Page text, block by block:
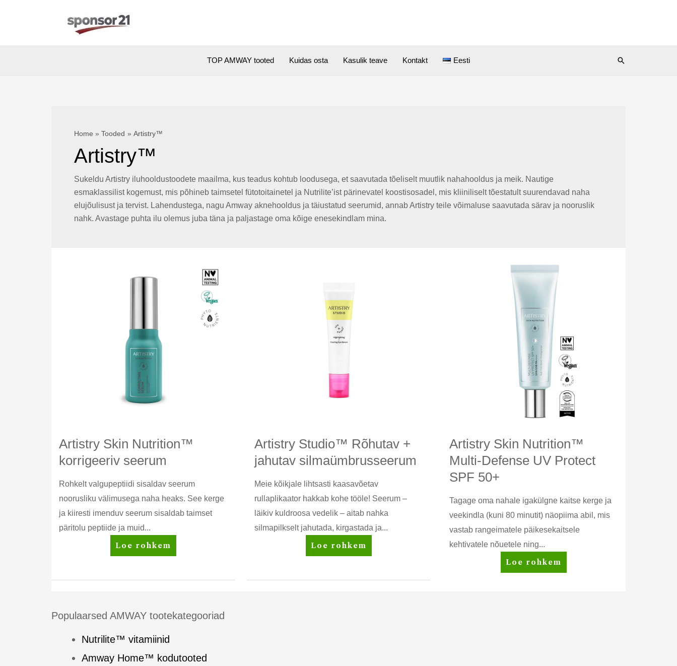
TOP AMWAY tooted Kuidas osta Kasulik teave Kontakt Eesti Search
Home Tooded Artistry™
Artistry™
Sukeldu Artistry iluhooldustoodete maailma, kus teadus kohtub loodusega, et saavutada tõeliselt muutlik nahahooldus ja meik. Nautige
esmaklassilist kogemust, mis põhineb taimsetel fütotoitainetel ja Nutrilite’ist pärinevatel koostisosadel, mis kliiniliselt tõestatult suurendavad naha
elujõulisust ja tervist. Lahendustega, nagu Amway aknehooldus ja täiustatud seerumid, annab Artistry teile võimaluse saavutada särav ja nooruslik
nahk. Avastage puhta ilu olemus juba täna ja paljastage oma kõige enesekindlam mina.
Artistry Skin Nutrition™
korrigeeriv seerum
Rohkelt valgupeptiidi sisaldav seerum
noorusliku välimusega naha heaks. See kerge
ja kiiresti imenduv seerum sisaldab taimset
päritolu peptiide ja muid...
Artistry
Skin
Loe rohkem
Artistry Studio™ Rõhutav +
jahutav silmaümbrusseerum
Meie kõikjale lihtsasti kaasavõetav
rullaplikaator hakkab kohe tööle! Seerum –
läikiv kuldroosa vedelik – aitab nahka
silmapilkselt jahutada, kirgastada ja...
Artistry
Studio™
Loe rohkem
Artistry Skin Nutrition™
Multi-Defense UV Protect
SPF 50+
Tagage oma nahale igakülgne kaitse kerge ja
veekindla (kuni 80 minutit) näopiima abil, mis
vastab rangeimatele päikesekaitsele
kehtivatele nõuetele ning...
Artistry
Skin
Loe rohkem
Populaarsed AMWAY tootekategooriad
Nutrilite™ vitamiinid
Amway Home™ kodutooted